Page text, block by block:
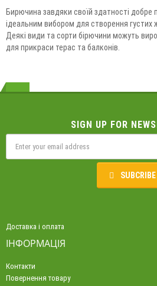
Бирючина завдяки своїй здатності добре
ідеальним вибором для створення густих
Деякі види та сорти бірючини можуть
для прикраси терас та балконів.
SIGN UP FOR
SUBCRIBE
Доставка і оплата
ІНФОРМАЦІЯ
Контакти
Повернення товару